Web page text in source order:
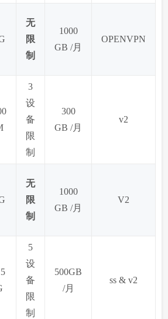
无
限
制
1000
GB /月
OPENVPN
3
设
备
限
制
300
GB /月
v2
无
限
制
1000
GB /月
V2
5
设
备
限
制
500GB
/月
ss & v2